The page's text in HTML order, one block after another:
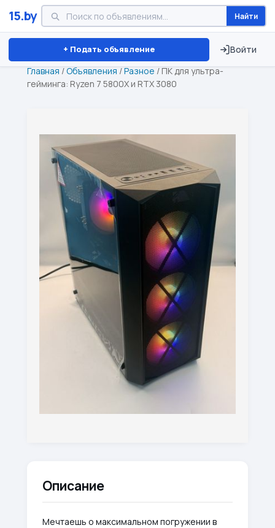
15.by Найти
+ Подать объявление Войти
Минск Витебск Брест ⏱ ТОЛЬКО 15 ДНЕЙ
Главная /Объявления /Разное / ПК для ультра-
гейминга: Ryzen 7 5800X и RTX 3080
Описание
Мечтаешь о максимальном погружении в